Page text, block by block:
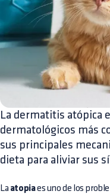
La dermatitis atópica
dermatológicos más
sus principales
dieta para aliviar sus
La atopiaes uno de los